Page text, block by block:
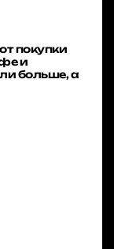
покупки
и
больше, а